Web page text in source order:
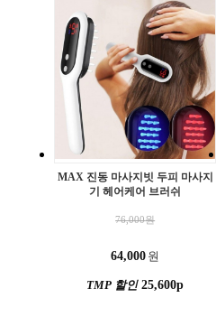
MAX 진동 마사지빗 두피 마사지
기 헤어케어 브러쉬
76,000원
64,000 원
TMP 할인25,600p